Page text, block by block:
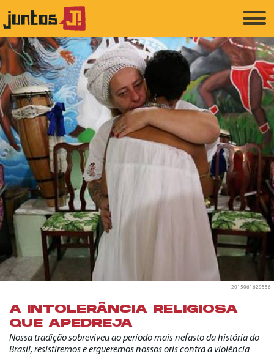
2015061629556
A INTOLERÂNCIA RELIGIOSA
QUE APEDREJA
Nossa tradição sobreviveu ao período mais nefasto da história do
Brasil, resistiremos e ergueremos nossos oris contra a violência